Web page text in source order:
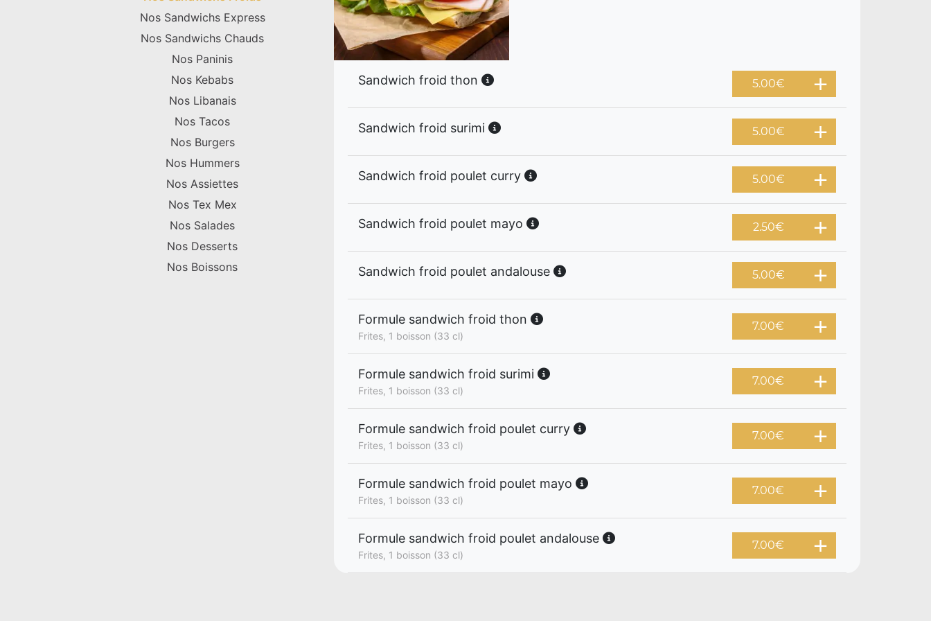
Nos Sandwichs Express
Nos Sandwichs Chauds
Nos Paninis
Nos Kebabs
Nos Libanais
Nos Tacos
Nos Burgers
Nos Hummers
Nos Assiettes
Nos Tex Mex
Nos Salades
Nos Desserts
Nos Boissons
Sandwich froid thon 5.00€
Sandwich froid surimi 5.00€
Sandwich froid poulet curry 5.00€
Sandwich froid poulet mayo 2.50€
Sandwich froid poulet andalouse 5.00€
Formule sandwich froid thon
Frites, 1 boisson (33 cl)
7.00€
Formule sandwich froid surimi
Frites, 1 boisson (33 cl)
7.00€
Formule sandwich froid poulet curry
Frites, 1 boisson (33 cl)
7.00€
Formule sandwich froid poulet mayo
Frites, 1 boisson (33 cl)
7.00€
Formule sandwich froid poulet andalouse
Frites, 1 boisson (33 cl)
7.00€